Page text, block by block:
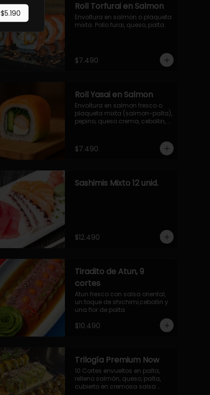
Roll Torfurai en Salmon
Envoltura en salmon o plaqueta
mixta. Pollo furai, queso, palta.
$7.490
Roll Yasai en Salmon
Envoltura en salmon fresco o
plaqueta mixta (salmon-palta),
pepino, queso crema, cebollin,
$7.490
Sashimis Mixto 12 unid.
$12.490
Tiradito de Atun, 9
cortes
Atun fresco con salsa oriental,
un toque de shichimi,cebollin y
una flor de palta.
$10.490
Trilogía Premium Now
10 Cortes envueltos en palta,
relleno salmón, queso, palta,
cubierto en cremosa salsa
$5.190